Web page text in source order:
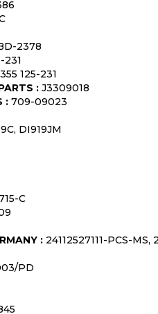
2378
231
125-231
: J3309018
: 709-09023
DI919JM
C
: 24112527111-PCS-MS,
PD